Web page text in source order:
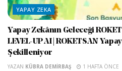
YAPAY ZEKA
Yapay Zekânın Geleceği
LEVEL-UP AI | ROKETSAN
Şekilleniyor
YAZAN KÜBRA DEMIRBAŞ 1 HAFTA ÖNCE